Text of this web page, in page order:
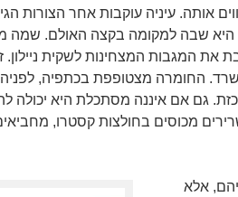
אותה. עיניה עוקבות אחר הצורות
היא שבה למקומה בקצה האולם. שמה
את המגבות המצחינות לשקית ניילון.
החומרה מצטופפת בכתפיה,
גם אם איננה מסתכלת היא יכולה
מכוסים בחולצות קסטרו,
אלא